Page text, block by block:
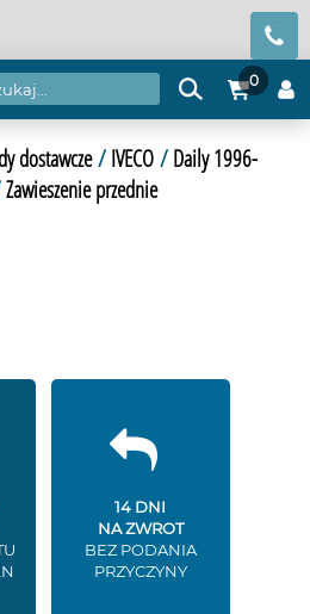
0
dostawcze/ IVECO/ Daily 1996-
Zawieszenie przednie
14 DNI
NA ZWROT
BEZ PODANIA
PRZYCZYNY